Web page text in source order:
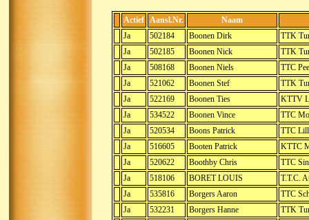
Actief Aansl.Nr.
Naam
Ja
502184 Boonen Dirk
TTK
Ja
502185 Boonen Nick
TTK
Ja
508168 Boonen Niels
TTC
Ja
521062 Boonen Stef
TTK
Ja
522169 Boonen Ties
KTTV
Ja
534522 Boonen Vince
TTC
Ja
520534 Boons Patrick
TTC
Ja
516605 Booten Patrick
KTTC
Ja
520622 Boothby Chris
TTC
Ja
518106 BORET LOUIS
T.T.C.
Ja
535816 Borgers Aaron
TTC
Ja
532231 Borgers Hanne
TTK